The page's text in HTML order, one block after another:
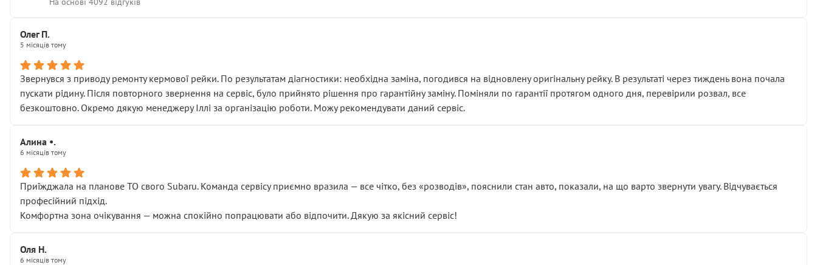
Олег П.
5 місяців тому
Звернувся з приводу ремонту кермової рейки. По результатам діагностики: необхідна заміна, погодився на відновлену оригінальну рейку. В результаті через тиждень вона почала
пускати рідину. Після повторного звернення на сервіс, було прийнято рішення про гарантійну заміну. Поміняли по гарантії протягом одного дня, перевірили розвал, все
безкоштовно. Окремо дякую менеджеру Іллі за організацію роботи. Можу рекомендувати даний сервіс.
Алина •.
6 місяців тому
Приїжджала на планове ТО свого Subaru. Команда сервісу приємно вразила — все чітко, без «розводів», пояснили стан авто, показали, на що варто звернути увагу. Відчувається
професійний підхід.
Комфортна зона очікування — можна спокійно попрацювати або відпочити. Дякую за якісний сервіс!
Оля Н.
6 місяців тому